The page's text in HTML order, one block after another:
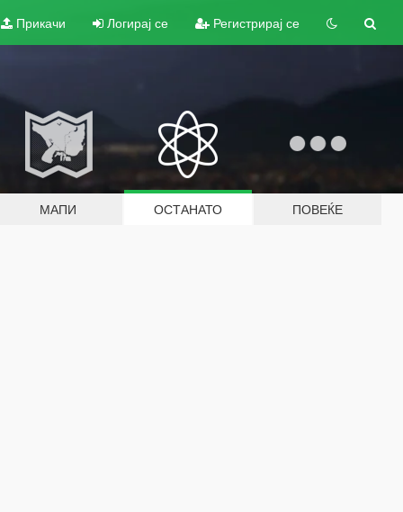
Прикачи Логирај се Регистрирај се
МАПИ ОСТАНАТО ПОВЕЌЕ